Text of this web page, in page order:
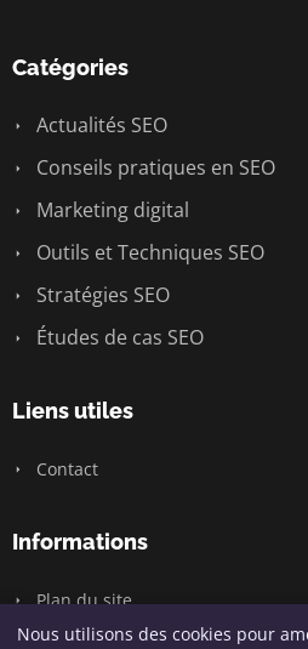
Catégories
Actualités SEO
Conseils pratiques en SEO
Marketing digital
Outils et Techniques SEO
Stratégies SEO
Études de cas SEO
Liens utiles
Contact
Informations
Plan du site
Nous utilisons des cookies pour